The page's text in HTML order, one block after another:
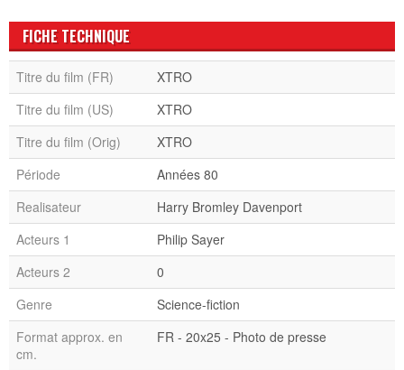
FICHE TECHNIQUE
Titre du film (FR)
XTRO
Titre du film (US)
XTRO
Titre du film (Orig)
XTRO
Période
Années 80
Realisateur
Harry Bromley Davenport
Acteurs 1
Philip Sayer
Acteurs 2
0
Genre
Science-fiction
Format approx. en
cm.
FR - 20x25 - Photo de presse